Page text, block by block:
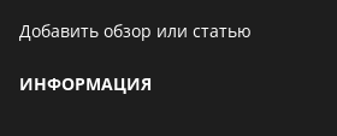
Добавить обзор или статью
ИНФОРМАЦИЯ